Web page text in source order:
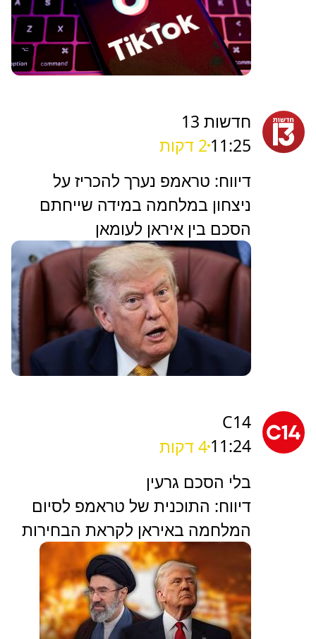
חדשות 13
11:25 2 דקות
דיווח: טראמפ נערך להכריז על
ניצחון במלחמה במידה שייחתם
הסכם בין איראן לעומאן
C14
11:244 דקות
בלי הסכם גרעין
דיווח: התוכנית של טראמפ לסיום
המלחמה באיראן לקראת הבחירות